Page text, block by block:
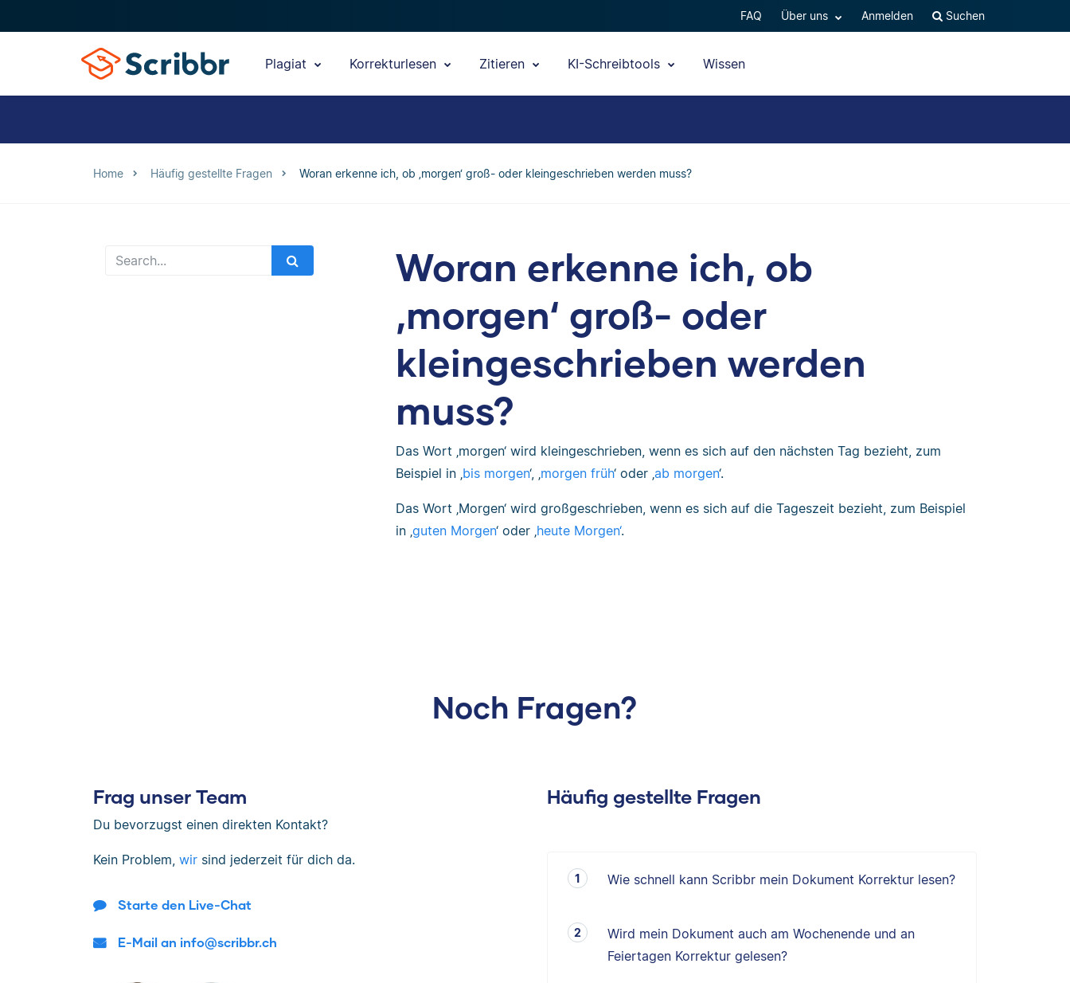
FAQ Über uns Anmelden Suchen
Plagiat Korrekturlesen Zitieren KI-Schreibtools Wissen
Home Häufig gestellte Fragen Woran erkenne ich, ob ‚morgen‘ groß- oder kleingeschrieben werden muss?
Woran erkenne ich, ob
‚morgen‘ groß- oder
kleingeschrieben werden
muss?
Das Wort ‚morgen‘ wird kleingeschrieben, wenn es sich auf den nächsten Tag bezieht, zum
Beispiel in ‚bis morgen‘, ‚morgen früh‘ oder ‚ab morgen‘.
Das Wort ‚Morgen‘ wird großgeschrieben, wenn es sich auf die Tageszeit bezieht, zum Beispiel
in ‚guten Morgen‘ oder ‚heute Morgen‘.
Noch Fragen?
Frag unser Team
Du bevorzugst einen direkten Kontakt?
Kein Problem, wir sind jederzeit für dich da.
Starte den Live-Chat
E-Mail an info@scribbr.ch
Häufig gestellte Fragen
Wie schnell kann Scribbr mein Dokument Korrektur lesen?
Wird mein Dokument auch am Wochenende und an
Feiertagen Korrektur gelesen?